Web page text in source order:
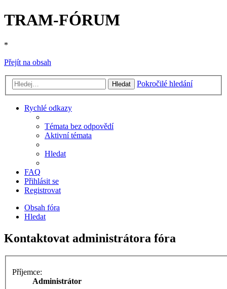
TRAM-FÓRUM
*
Přejít na obsah
Hledat Pokročilé hledání
Rychlé odkazy
Témata bez odpovědí
Aktivní témata
Hledat
FAQ
Přihlásit se
Registrovat
Obsah fóra
Hledat
Kontaktovat administrátora fóra
Příjemce:
Administrátor